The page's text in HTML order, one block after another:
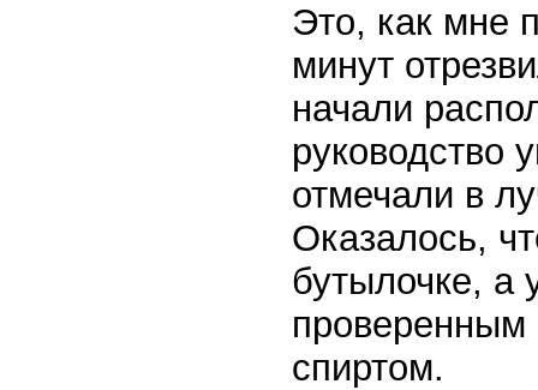
Это, как мне
минут
начали
руководство
отмечали в
Оказалось,
бутылочке, а
проверенным
спиртом.